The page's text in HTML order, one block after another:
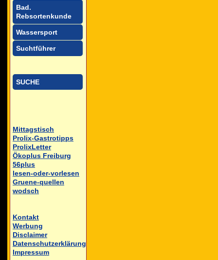
Bad.
Rebsortenkunde
Wassersport
Suchtführer
SUCHE
Mittagstisch
Prolix-Gastrotipps
ProlixLetter
Ökoplus Freiburg
56plus
lesen-oder-vorlesen
Gruene-quellen
wodsch
Kontakt
Werbung
Disclaimer
Datenschutzerklärung
Impressum